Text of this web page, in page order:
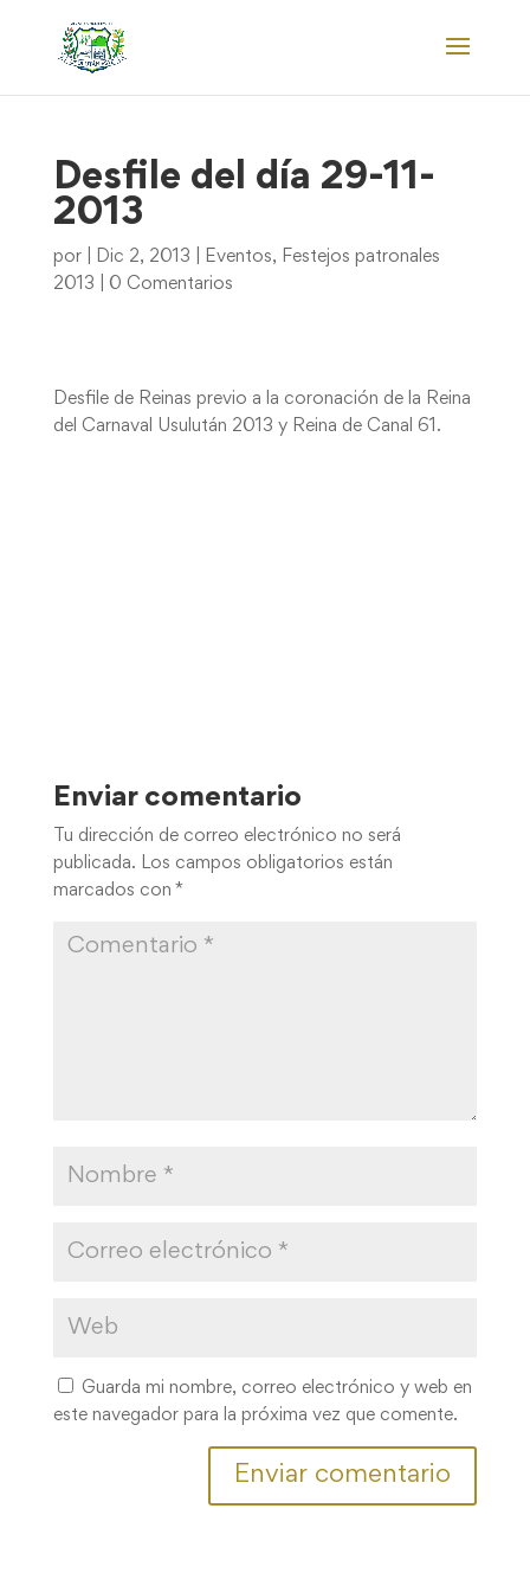
Desfile del día 29-11-
2013
por Dic 2, 2013 Eventos, Festejos patronales
2013
0 Comentarios
Desfile de Reinas previo a la coronación de la Reina
del Carnaval Usulután 2013 y Reina de Canal 61.
Enviar comentario
Tu dirección de correo electrónico no será
publicada. Los campos obligatorios están
marcados con *
Guarda mi nombre, correo electrónico y web en
este navegador para la próxima vez que comente.